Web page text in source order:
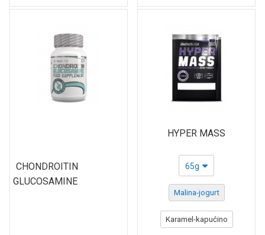
CHONDROITIN
GLUCOSAMINE
HYPER MASS
65g
Malina-jogurt
Karamel-kapućino